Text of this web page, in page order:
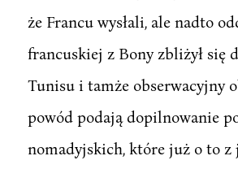
że Francu wysłali, ale nadto
francuskiej z Bony zbliżył się
Tunisu i tamże obserwacyjny
powód podają dopilnowanie
nomadyjskich, które już o to z